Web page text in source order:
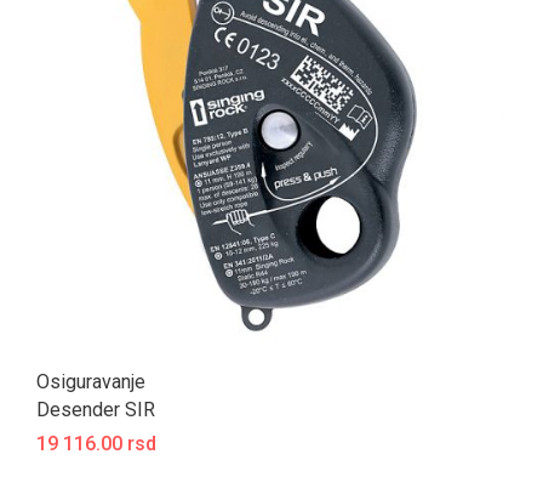
Osiguravanje
Desender SIR
19 116.00 rsd